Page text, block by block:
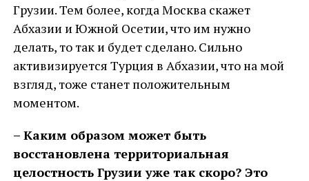
Грузии. Тем более, когда Москва скажет
Абхазии и Южной Осетии, что им нужно
делать, то так и будет сделано. Сильно
активизируется Турция в Абхазии, что на мой
взгляд, тоже станет положительным
моментом.
– Каким образом может быть
восстановлена территориальная
целостность Грузии уже так скоро? Это